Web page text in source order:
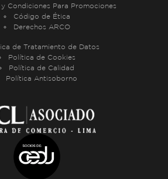
y Condiciones Para Promociones
Código de Ética
Derechos ARCO
de Tratamiento de Datos
Política de Cookies
Política de Calidad
Política Antisoborno